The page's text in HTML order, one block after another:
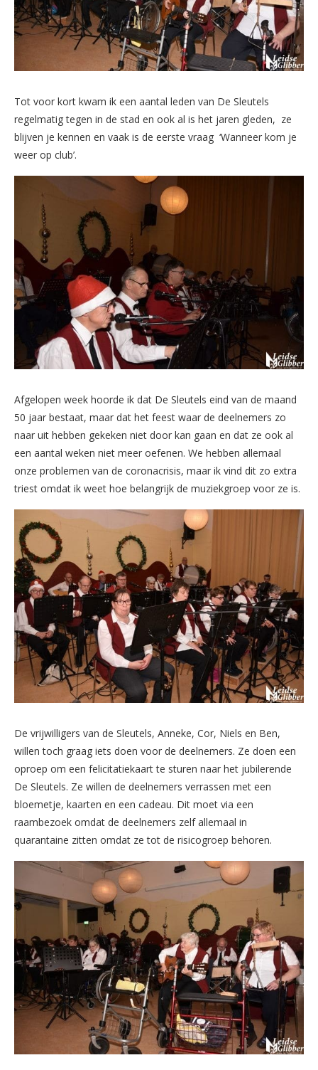
Tot voor kort kwam ik een aantal leden van De Sleutels
regelmatig tegen in de stad en ook al is het jaren gleden, ze
blijven je kennen en vaak is de eerste vraag ‘Wanneer kom je
weer op club’.
Afgelopen week hoorde ik dat De Sleutels eind van de maand
50 jaar bestaat, maar dat het feest waar de deelnemers zo
naar uit hebben gekeken niet door kan gaan en dat ze ook al
een aantal weken niet meer oefenen. We hebben allemaal
onze problemen van de coronacrisis, maar ik vind dit zo extra
triest omdat ik weet hoe belangrijk de muziekgroep voor ze is.
De vrijwilligers van de Sleutels, Anneke, Cor, Niels en Ben,
willen toch graag iets doen voor de deelnemers. Ze doen een
oproep om een felicitatiekaart te sturen naar het jubilerende
De Sleutels. Ze willen de deelnemers verrassen met een
bloemetje, kaarten en een cadeau. Dit moet via een
raambezoek omdat de deelnemers zelf allemaal in
quarantaine zitten omdat ze tot de risicogroep behoren.